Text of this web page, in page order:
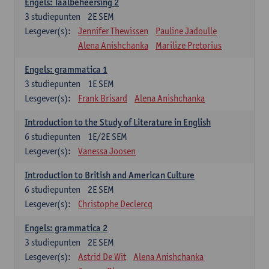
2E SEM
3 studiepunten
Lesgever(s):
Jennifer Thewissen
Pauline Jadoulle
Alena Anishchanka
Marilize Pretorius
Engels: grammatica 1
1E SEM
3 studiepunten
Lesgever(s):
Frank Brisard Alena Anishchanka
Introduction to the Study of Literature in English
1E/2E SEM
6 studiepunten
Lesgever(s):
Vanessa Joosen
Introduction to British and American Culture
2E SEM
6 studiepunten
Lesgever(s):
Christophe Declercq
Engels: grammatica 2
2E SEM
3 studiepunten
Lesgever(s):
Astrid De Wit
Alena Anishchanka